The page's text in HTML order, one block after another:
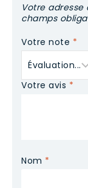
Votre
champs
Votre note *
Votre avis *
Nom *